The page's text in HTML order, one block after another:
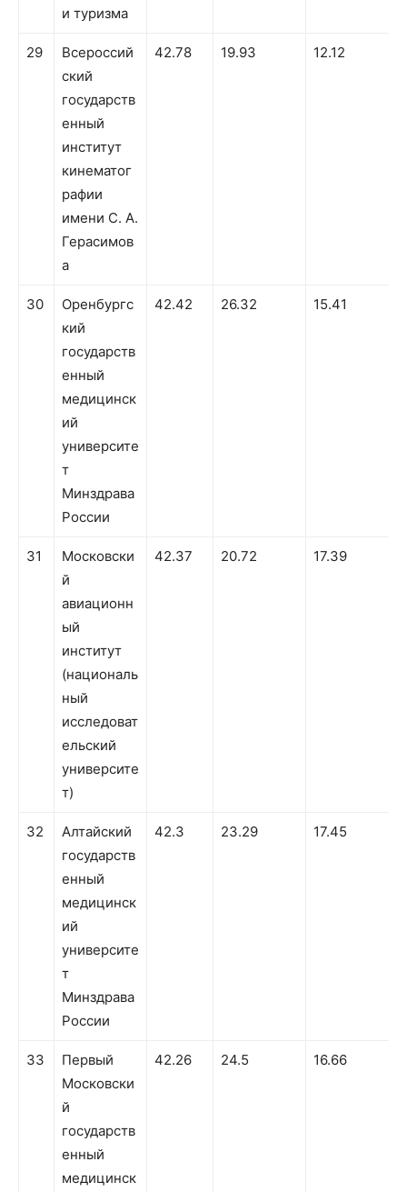
и туризма
29
Всероссий
ский
государств
енный
институт
кинематог
рафии
имени С. А.
Герасимов
а
42.78 19.93 12.12
30
Оренбургс
кий
государств
енный
медицинск
ий
университе
т
Минздрава
России
42.42 26.32 15.41
31
Московски
й
авиационн
ый
институт
(националь
ный
исследоват
ельский
университе
т)
42.37 20.72 17.39
32
Алтайский
государств
енный
медицинск
ий
университе
т
Минздрава
России
42.3 23.29 17.45
33
Первый
Московски
й
государств
енный
медицинск
42.26 24.5 16.66